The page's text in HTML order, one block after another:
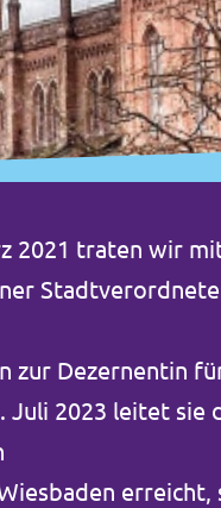
2021 traten wir
zur Dezernentin
2023 leitet